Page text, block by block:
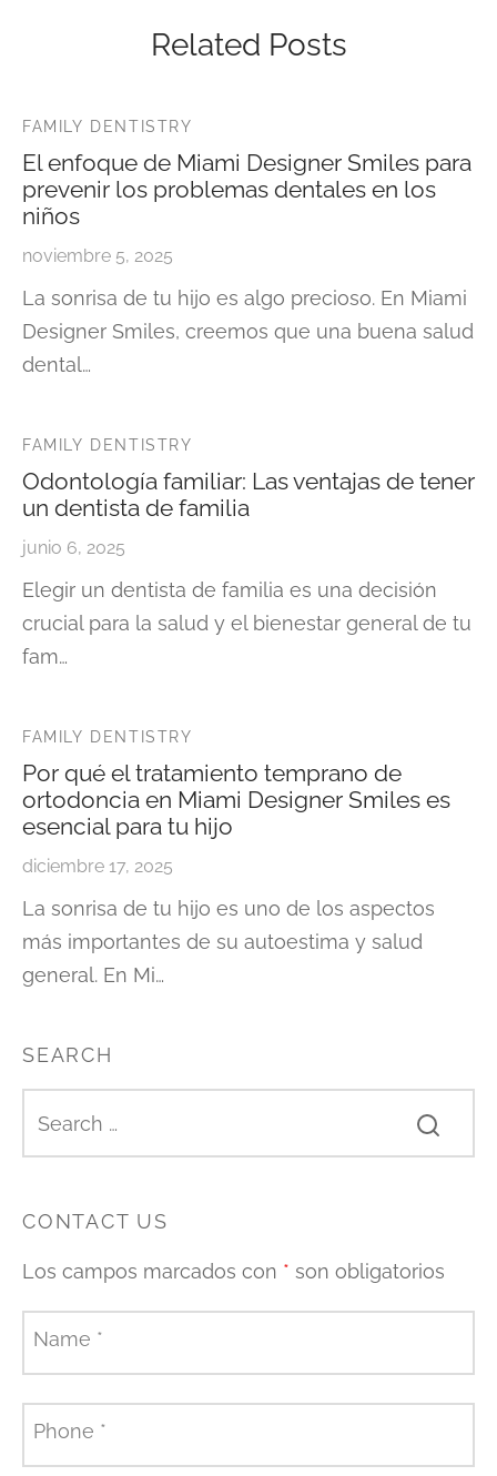
Related Posts
FAMILY DENTISTRY
El enfoque de Miami Designer Smiles para
prevenir los problemas dentales en los
niños
noviembre 5, 2025
La sonrisa de tu hijo es algo precioso. En Miami
Designer Smiles, creemos que una buena salud
dental…
FAMILY DENTISTRY
Odontología familiar: Las ventajas de tener
un dentista de familia
junio 6, 2025
Elegir un dentista de familia es una decisión
crucial para la salud y el bienestar general de tu
fam…
FAMILY DENTISTRY
Por qué el tratamiento temprano de
ortodoncia en Miami Designer Smiles es
esencial para tu hijo
diciembre 17, 2025
La sonrisa de tu hijo es uno de los aspectos
más importantes de su autoestima y salud
general. En Mi…
SEARCH
CONTACT US
Los campos marcados con * son obligatorios
Name *
Phone *